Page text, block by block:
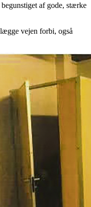
af gode, stærke
vejen forbi, også